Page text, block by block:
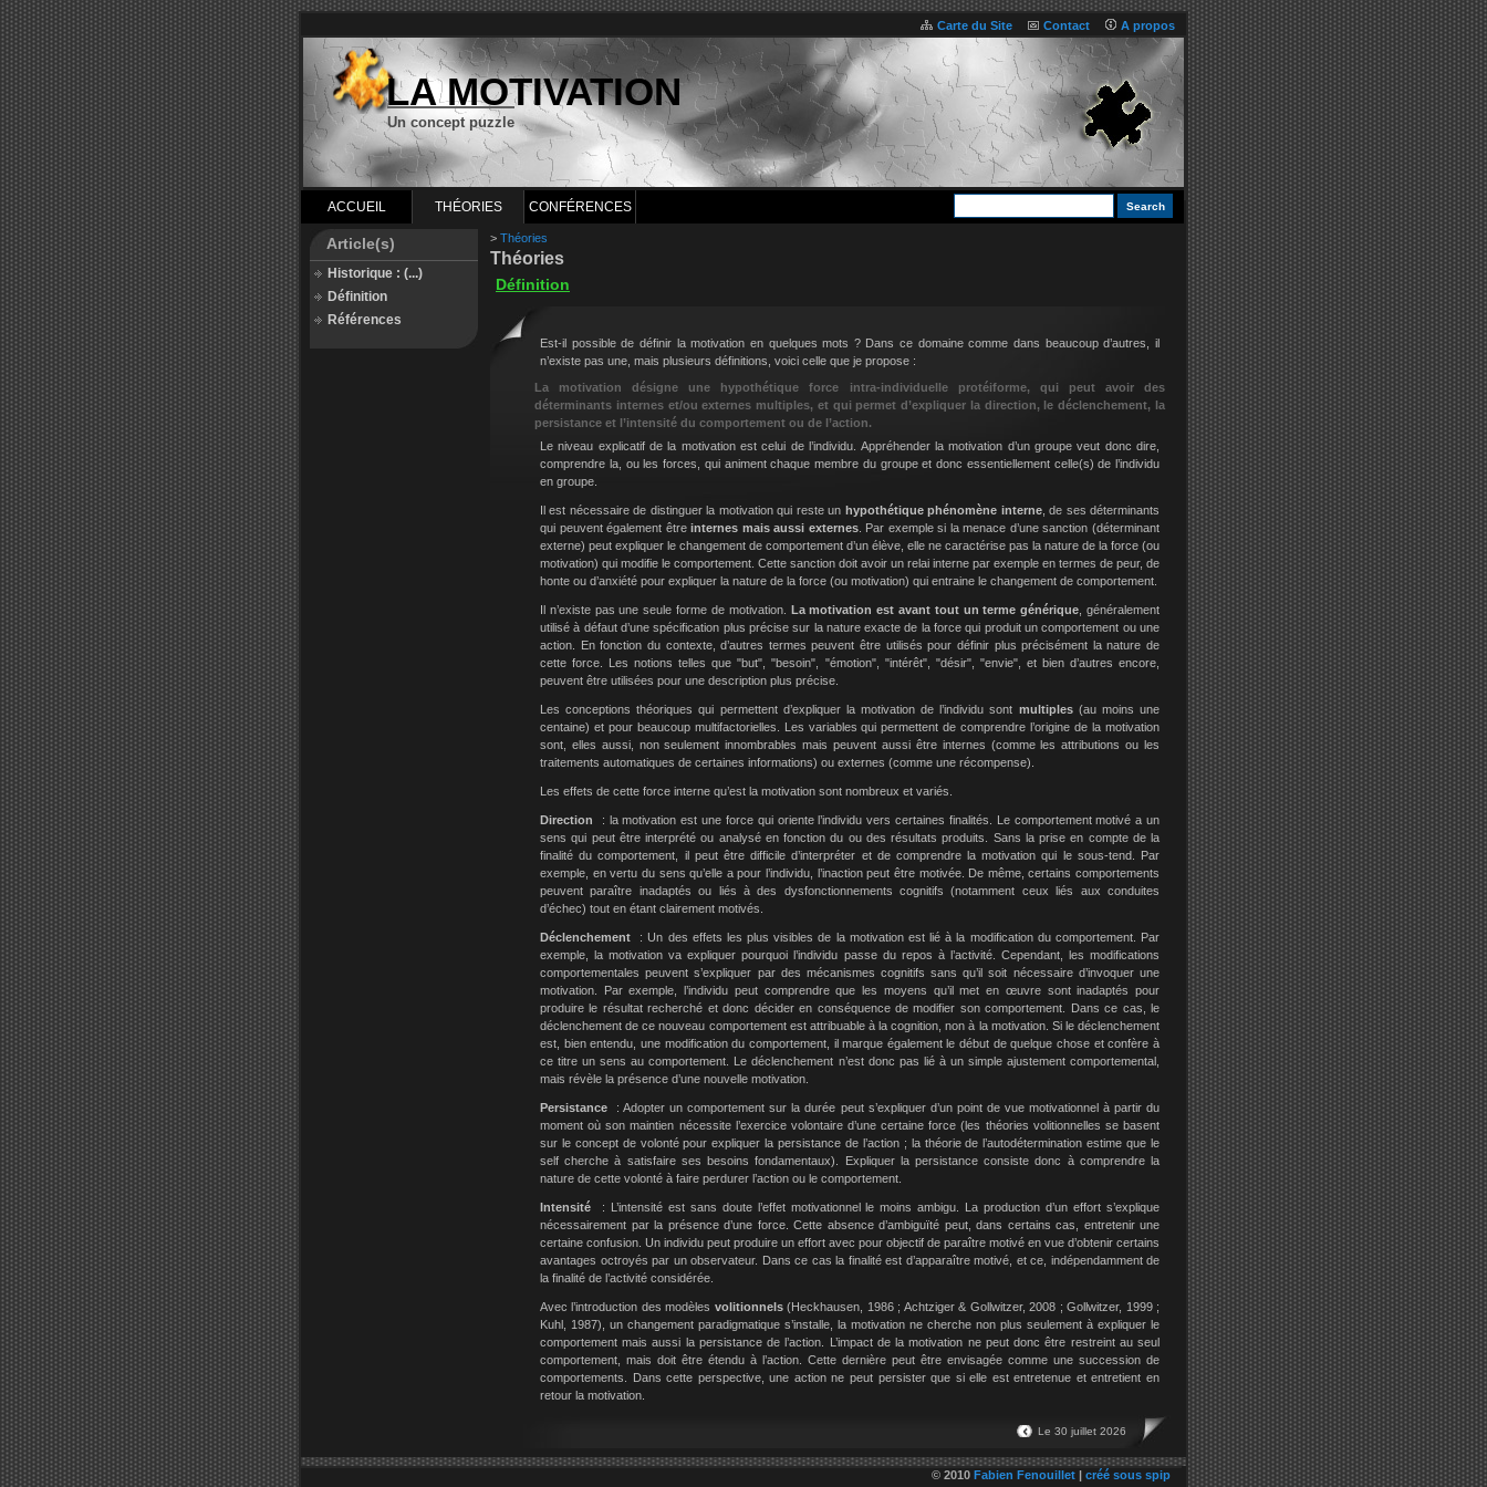
Carte du Site Contact A propos
LA MOTIVATION
Un concept puzzle
ACCUEIL THÉORIES CONFÉRENCES
Article(s)
Historique : (...)
Définition
Références
> Théories
Théories
Définition
Est-il possible de définir la motivation en quelques mots ? Dans ce domaine comme dans beaucoup d’autres, il
n’existe pas une, mais plusieurs définitions, voici celle que je propose :
La motivation désigne une hypothétique force intra-individuelle protéiforme, qui peut avoir des
déterminants internes et/ou externes multiples, et qui permet d’expliquer la direction, le déclenchement, la
persistance et l’intensité du comportement ou de l’action.
Le niveau explicatif de la motivation est celui de l’individu. Appréhender la motivation d’un groupe veut donc dire,
comprendre la, ou les forces, qui animent chaque membre du groupe et donc essentiellement celle(s) de l’individu
en groupe.
Il est nécessaire de distinguer la motivation qui reste un hypothétique phénomène interne, de ses déterminants
qui peuvent également êtreinternes mais aussi externes. Par exemple si la menace d’une sanction (déterminant
externe) peut expliquer le changement de comportement d’un élève, elle ne caractérise pas la nature de la force (ou
motivation) qui modifie le comportement. Cette sanction doit avoir un relai interne par exemple en termes de peur, de
honte ou d’anxiété pour expliquer la nature de la force (ou motivation) qui entraine le changement de comportement.
Il n’existe pas une seule forme de motivation. La motivation est avant tout un terme générique , généralement
utilisé à défaut d’une spécification plus précise sur la nature exacte de la force qui produit un comportement ou une
action. En fonction du contexte, d’autres termes peuvent être utilisés pour définir plus précisément la nature de
cette force. Les notions telles que "but", "besoin", "émotion", "intérêt", "désir", "envie", et bien d’autres encore,
peuvent être utilisées pour une description plus précise.
Les conceptions théoriques qui permettent d’expliquer la motivation de l’individu sont multiples (au moins une
centaine) et pour beaucoup multifactorielles. Les variables qui permettent de comprendre l’origine de la motivation
sont, elles aussi, non seulement innombrables mais peuvent aussi être internes (comme les attributions ou les
traitements automatiques de certaines informations) ou externes (comme une récompense).
Les effets de cette force interne qu’est la motivation sont nombreux et variés.
Direction
: la motivation est une force qui oriente l’individu vers certaines finalités. Le comportement motivé a un
sens qui peut être interprété ou analysé en fonction du ou des résultats produits. Sans la prise en compte de la
finalité du comportement, il peut être difficile d’interpréter et de comprendre la motivation qui le sous-tend. Par
exemple, en vertu du sens qu’elle a pour l’individu, l’inaction peut être motivée. De même, certains comportements
peuvent paraître inadaptés ou liés à des dysfonctionnements cognitifs (notamment ceux liés aux conduites
d’échec) tout en étant clairement motivés.
Déclenchement
: Un des effets les plus visibles de la motivation est lié à la modification du comportement. Par
exemple, la motivation va expliquer pourquoi l’individu passe du repos à l’activité. Cependant, les modifications
comportementales peuvent s’expliquer par des mécanismes cognitifs sans qu’il soit nécessaire d’invoquer une
motivation. Par exemple, l’individu peut comprendre que les moyens qu’il met en œuvre sont inadaptés pour
produire le résultat recherché et donc décider en conséquence de modifier son comportement. Dans ce cas, le
déclenchement de ce nouveau comportement est attribuable à la cognition, non à la motivation. Si le déclenchement
est, bien entendu, une modification du comportement, il marque également le début de quelque chose et confère à
ce titre un sens au comportement. Le déclenchement n’est donc pas lié à un simple ajustement comportemental,
mais révèle la présence d’une nouvelle motivation.
Persistance
: Adopter un comportement sur la durée peut s’expliquer d’un point de vue motivationnel à partir du
moment où son maintien nécessite l’exercice volontaire d’une certaine force (les théories volitionnelles se basent
sur le concept de volonté pour expliquer la persistance de l’action ; la théorie de l’autodétermination estime que le
self cherche à satisfaire ses besoins fondamentaux). Expliquer la persistance consiste donc à comprendre la
nature de cette volonté à faire perdurer l’action ou le comportement.
Intensité
: L’intensité est sans doute l’effet motivationnel le moins ambigu. La production d’un effort s’explique
nécessairement par la présence d’une force. Cette absence d’ambiguïté peut, dans certains cas, entretenir une
certaine confusion. Un individu peut produire un effort avec pour objectif de paraître motivé en vue d’obtenir certains
avantages octroyés par un observateur. Dans ce cas la finalité est d’apparaître motivé, et ce, indépendamment de
la finalité de l’activité considérée.
Avec l’introduction des modèles volitionnels(Heckhausen, 1986 ; Achtziger & Gollwitzer, 2008 ; Gollwitzer, 1999 ;
Kuhl, 1987), un changement paradigmatique s’installe, la motivation ne cherche non plus seulement à expliquer le
comportement mais aussi la persistance de l’action. L’impact de la motivation ne peut donc être restreint au seul
comportement, mais doit être étendu à l’action. Cette dernière peut être envisagée comme une succession de
comportements. Dans cette perspective, une action ne peut persister que si elle est entretenue et entretient en
retour la motivation.
Le 30 juillet 2026
© 2010 Fabien Fenouillet | créé sous spip